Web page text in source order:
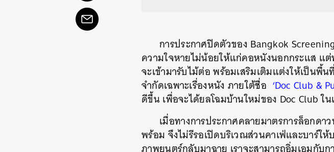
การประกาศปิดตัวของ Bangkok
ความใจหายไม่น้อยให้แก่คอหนังนอกกระแส แต่
จะเข้ามารับไม้ต่อ พร้อมเสริมเติมแต่งให้เป็น
จำกัดเฉพาะเรื่องหนัง ภายใต้ชื่อ ‘Doc Club &
ดีขึ้น เพื่อจะได้ยลโฉมบ้านใหม่ของ Doc Club ใน
เมื่อทางการประกาศคลายมาตรการล็อกด
พร้อม จึงไม่รีรอเปิดบริเวณส่วนคาเฟ่และบาร์ใ